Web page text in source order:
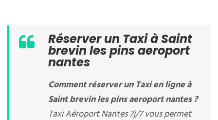
Réserver un Taxi à Saint
brevin les pins aeroport
nantes
Comment réserver un Taxi en ligne à
Saint brevin les pins aeroport nantes ?
Taxi Aéroport Nantes 7j/7 vous permet